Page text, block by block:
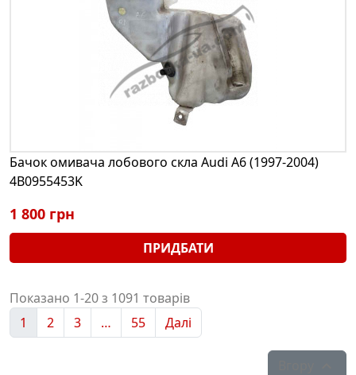
Бачок омивача лобового скла Audi A6 (1997-2004)
4B0955453K
1 800 грн
ПРИДБАТИ
Показано 1-20 з 1091 товарів
1
2 3 … 55 Далі